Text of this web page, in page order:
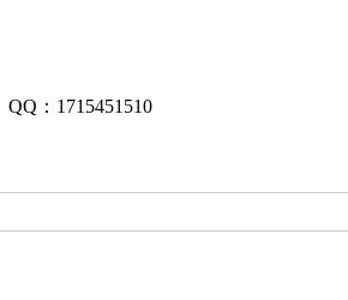
：1715451510